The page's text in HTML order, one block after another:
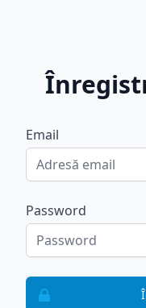
Email
Password